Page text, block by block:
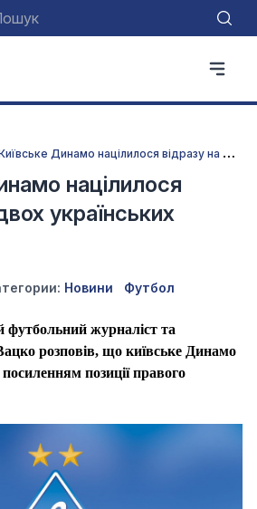
К
иївське Динамо націлилося відразу на двох українських талантів
націлилося
українських
Новини Футбол
футбольний журналіст та
розповів, що київське Динамо
позиції правого